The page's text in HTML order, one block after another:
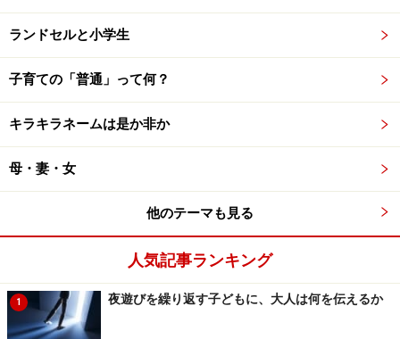
ランドセルと小学生
子育ての「普通」って何？
キラキラネームは是か非か
母・妻・女
他のテーマも見る
人気記事ランキング
1 夜遊びを繰り返す子どもに、大人は何を伝えるか